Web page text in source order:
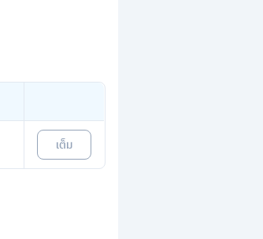
เต็ม